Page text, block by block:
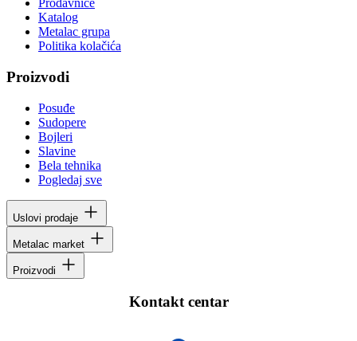
Prodavnice
Katalog
Metalac grupa
Politika kolačića
Proizvodi
Posuđe
Sudopere
Bojleri
Slavine
Bela tehnika
Pogledaj sve
Uslovi prodaje
Metalac market
Proizvodi
Kontakt centar